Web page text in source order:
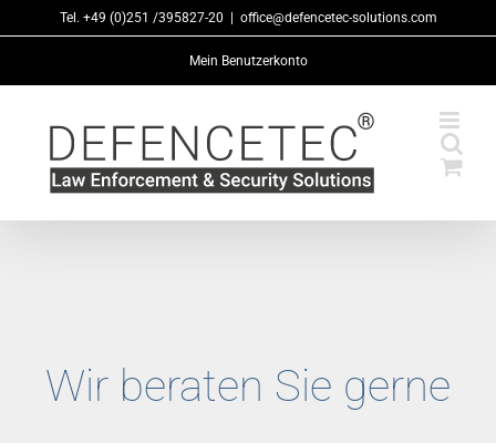
Inhalt
Tel. +49 (0)251 /395827-20 office@defencetec-solutions.com
Mein Benutzerkonto
Wir beraten Sie gerne